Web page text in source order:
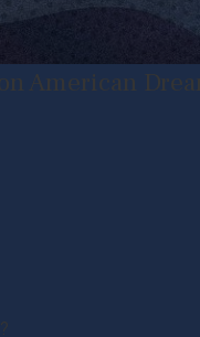
American